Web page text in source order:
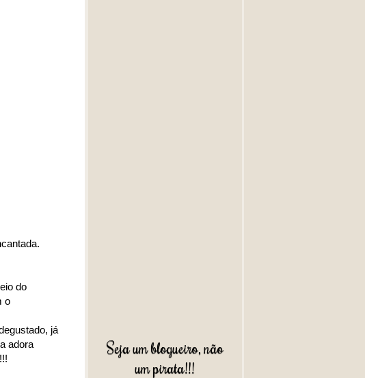
do
o
já
adora
Seja um blogueiro, não
um pirata!!!